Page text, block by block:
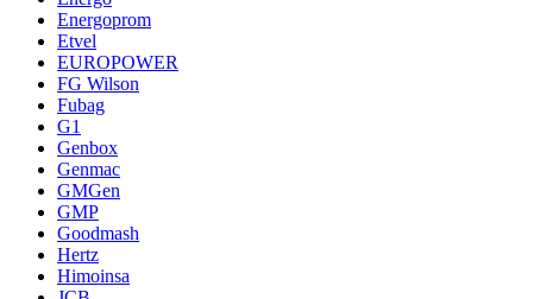
Energoprom
Etvel
EUROPOWER
FG Wilson
Fubag
G1
Genbox
Genmac
GMGen
GMP
Goodmash
Hertz
Himoinsa